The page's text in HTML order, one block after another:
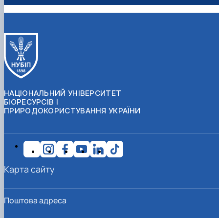
НАЦІОНАЛЬНИЙ УНІВЕРСИТЕТ
БІОРЕСУРСІВ І
ПРИРОДОКОРИСТУВАННЯ УКРАЇНИ
Поштова адреса
Карта сайту